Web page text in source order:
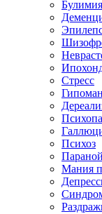
Булимия
Стресс
Психоз
Мания